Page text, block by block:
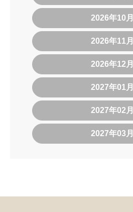
2026年10月
2026年11月
2026年12月
2027年01月
2027年02月
2027年03月